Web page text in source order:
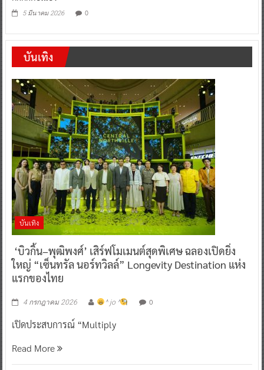
5 มีนาคม 2026 0
บันเทิง
บันเทิง
‘บิวกิ้น–พุฒิพงศ์’ เสิร์ฟโมเมนต์สุดพิเศษ ฉลองเปิดยิ่ง
ใหญ่ “เซ็นทรัล นอร์ทวิลล์” Longevity Destination แห่ง
แรกของไทย
4 กรกฎาคม 2026 ^ jo ^ 0
เปิดประสบการณ์ “Multiply
Read More